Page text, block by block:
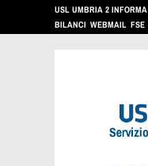
USL UMBRIA 2 INFORMA
BILANCI WEBMAIL FSE